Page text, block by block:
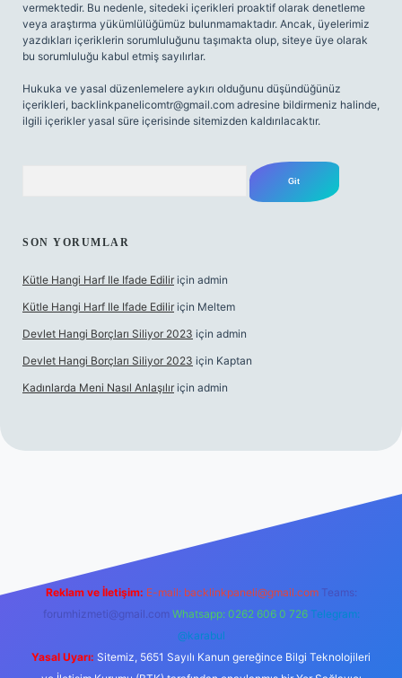
vermektedir. Bu nedenle, sitedeki içerikleri proaktif olarak denetleme
veya araştırma yükümlülüğümüz bulunmamaktadır. Ancak, üyelerimiz
yazdıkları içeriklerin sorumluluğunu taşımakta olup, siteye üye olarak
bu sorumluluğu kabul etmiş sayılırlar.
Hukuka ve yasal düzenlemelere aykırı olduğunu düşündüğünüz
içerikleri, backlinkpanelicomtr@gmail.com adresine bildirmeniz halinde,
ilgili içerikler yasal süre içerisinde sitemizden kaldırılacaktır.
SON YORUMLAR
Kütle Hangi Harf Ile Ifade Edilir için admin
Kütle Hangi Harf Ile Ifade Edilir için Meltem
Devlet Hangi Borçları Siliyor 2023 için admin
Devlet Hangi Borçları Siliyor 2023 için Kaptan
Kadınlarda Meni Nasıl Anlaşılır için admin
Betexper
Reklam ve İletişim: E-mail: backlinkpaneli@gmail.com Teams:
forumhizmeti@gmail.com Whatsapp: 0262 606 0 726 Telegram:
@karabul
Yasal Uyarı: Sitemiz, 5651 Sayılı Kanun gereğince Bilgi Teknolojileri